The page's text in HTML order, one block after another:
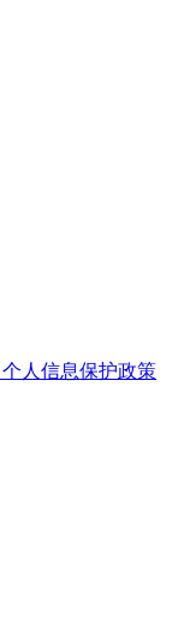
个人信息保护政策